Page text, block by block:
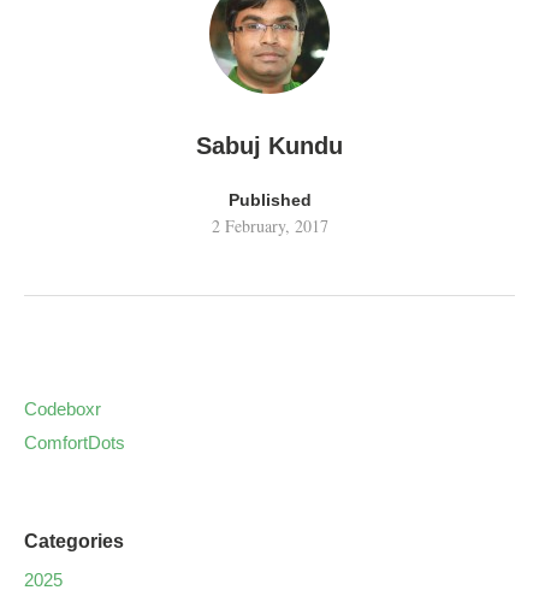
Sabuj Kundu
Published
2 February, 2017
Codeboxr
ComfortDots
Categories
2025